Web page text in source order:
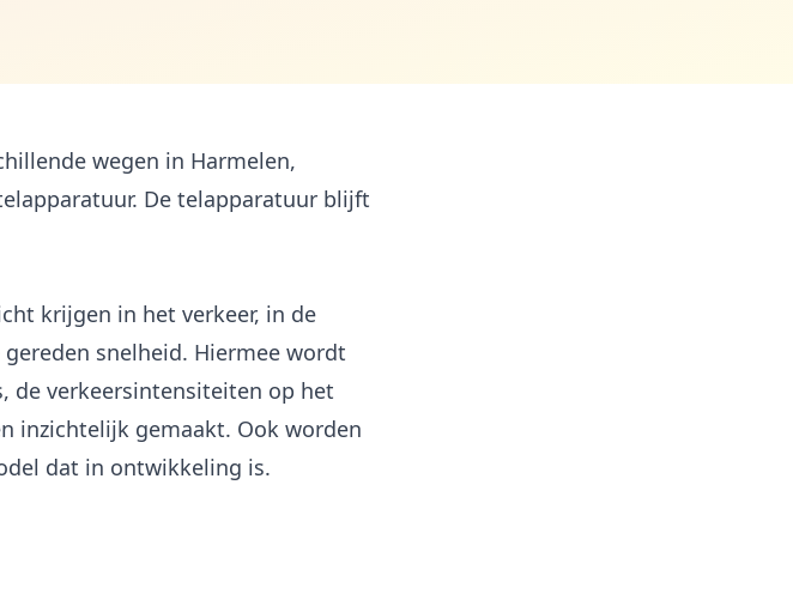
wegen in Harmelen,
De telapparatuur blijft
krijgen in het verkeer, in de
snelheid. Hiermee wordt
de verkeersintensiteiten op het
inzichtelijk gemaakt. Ook worden
dat in ontwikkeling is.